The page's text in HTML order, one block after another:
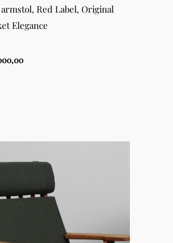
Red Label, Original
Elegance